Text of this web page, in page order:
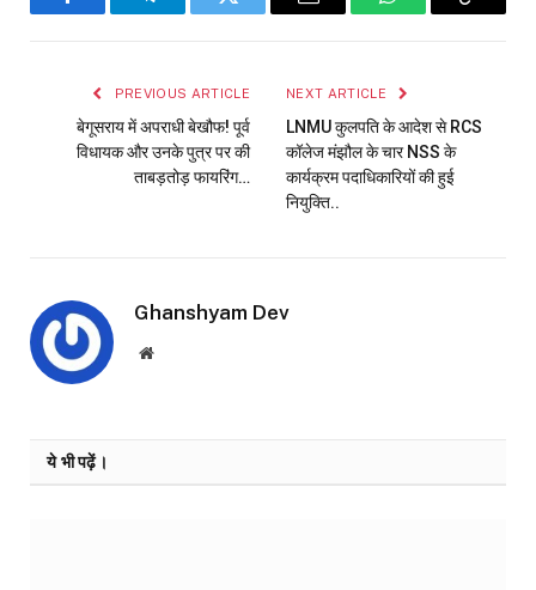
FacebookTelegramTwitter Email WhatsAppCopy
PREVIOUS ARTICLE
बेगूसराय में अपराधी बेखौफ! पूर्व
विधायक और उनके पुत्र पर की
ताबड़तोड़ फायरिंग…
NEXT ARTICLE
LNMU कुलपति के आदेश से RCS
कॉलेज मंझौल के चार NSS के
कार्यक्रम पदाधिकारियों की हुई
नियुक्ति..
Ghanshyam Dev
Website
ये भी पढ़ें।